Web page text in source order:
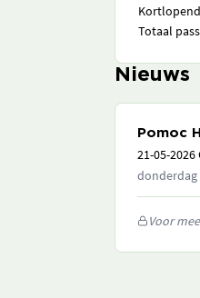
Totaal
Nieuws
Pomoc
21-05-
donderdag
Voor